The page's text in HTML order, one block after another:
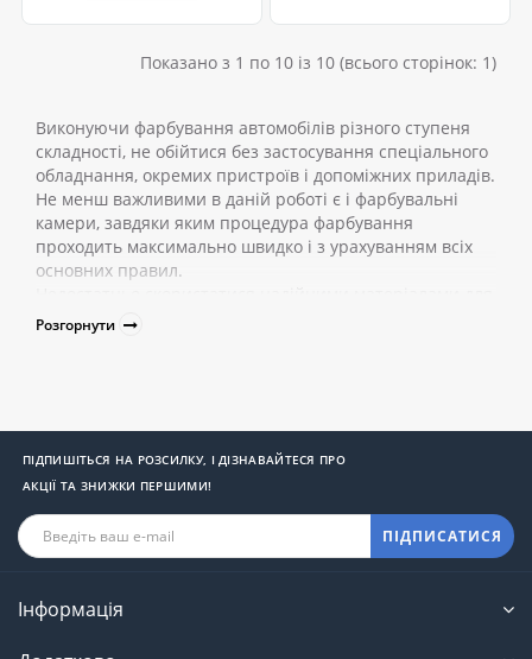
Показано з 1 по 10 із 10 (всього сторінок: 1)
Виконуючи фарбування автомобілів різного ступеня
складності, не обійтися без застосування спеціального
обладнання, окремих пристроїв і допоміжних приладів.
Не менш важливими в даній роботі є і фарбувальні
камери, завдяки яким процедура фарбування
проходить максимально швидко і з урахуванням всіх
основних правил.
роботи від перевірених брендів. Додатково потрібно
Що являє собою фарбувальна камера
для автомобілів?
(СТО, професійного автосервісу). З її допомогою можна
Виходячи з типу тяги, всі камери діляться на кілька
поширених видів:
Розгорнути
ПІДПИШІТЬСЯ НА РОЗСИЛКУ, І ДІЗНАВАЙТЕСЯ ПРО
АКЦІЇ ТА ЗНИЖКИ ПЕРШИМИ!
ПІДПИСАТИСЯ
Інформація